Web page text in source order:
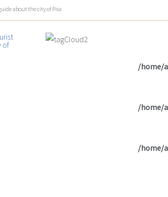
about the city of Pisa
/home/
/home/
/home/